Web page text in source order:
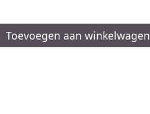
Toevoegen aan winkelwagen